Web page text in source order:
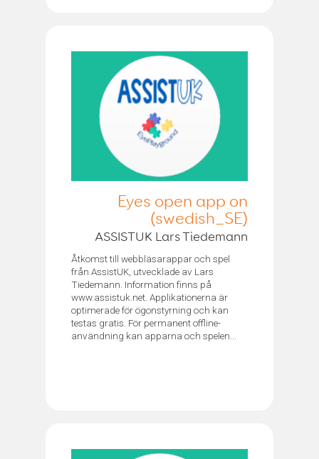
Eyes open app on
(swedish_SE)
ASSISTUK Lars Tiedemann
Åtkomst till webbläsarappar och spel
från AssistUK, utvecklade av Lars
Tiedemann. Information finns på
www.assistuk.net. Applikationerna är
optimerade för ögonstyrning och kan
testas gratis. För permanent offline-
användning kan apparna och spelen...